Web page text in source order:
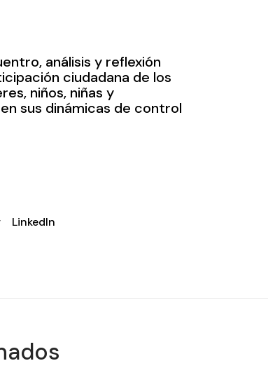
análisis y reflexión
ciudadana de los
niños, niñas y
sus dinámicas de control
LinkedIn